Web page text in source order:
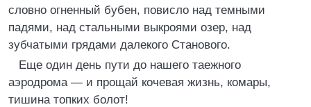
словно огненный бубен, повисло над темными
падями, над стальными выкроями озер, над
зубчатыми грядами далекого Станового.
Еще один день пути до нашего таежного
аэродрома — и прощай кочевая жизнь, комары,
тишина топких болот!